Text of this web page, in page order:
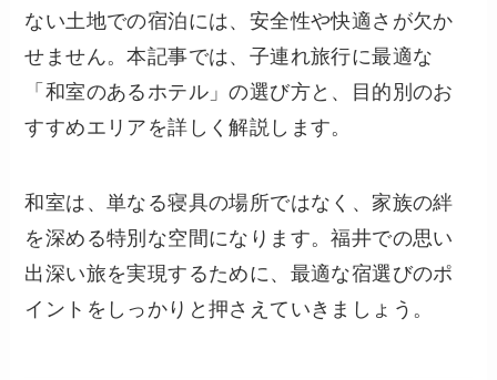
ない土地での宿泊には、安全性や快適さが欠か
せません。本記事では、子連れ旅行に最適な
「和室のあるホテル」の選び方と、目的別のお
すすめエリアを詳しく解説します。
和室は、単なる寝具の場所ではなく、家族の絆
を深める特別な空間になります。福井での思い
出深い旅を実現するために、最適な宿選びのポ
イントをしっかりと押さえていきましょう。